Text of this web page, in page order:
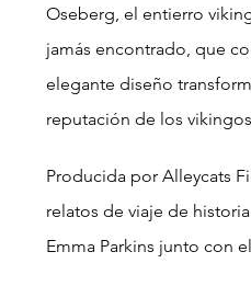
Oseberg, el entierro
jamás encontrado, que
elegante diseño
reputación de los
Producida por Alleycats
relatos de viaje de
Emma Parkins junto con